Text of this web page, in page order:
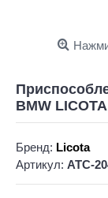
BMW
Бренд: Licota
Артикул: ATC-